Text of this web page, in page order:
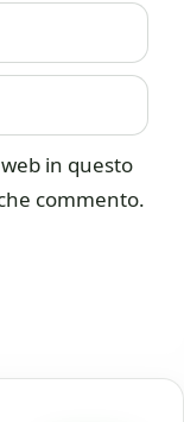
in questo
commento.